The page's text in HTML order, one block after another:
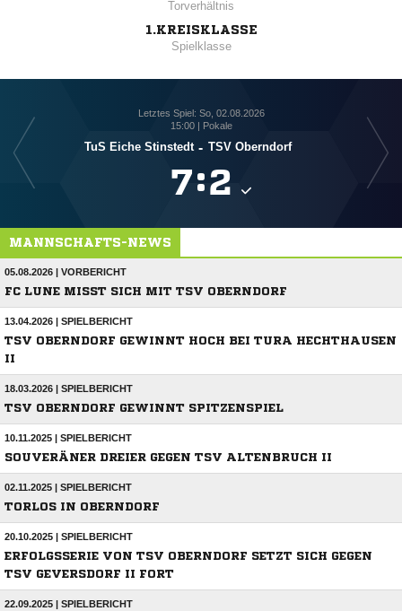
Torverhältnis
1.KREISKLASSE
Spielklasse
Letztes Spiel: So, 02.08.2026
15:00 | Pokale
TuS Eiche Stinstedt - TSV Oberndorf
:
MANNSCHAFTS-NEWS
05.08.2026 | VORBERICHT
FC LUNE MISST SICH MIT TSV OBERNDORF
13.04.2026 | SPIELBERICHT
TSV OBERNDORF GEWINNT HOCH BEI TURA HECHTHAUSEN
II
18.03.2026 | SPIELBERICHT
TSV OBERNDORF GEWINNT SPITZENSPIEL
10.11.2025 | SPIELBERICHT
SOUVERÄNER DREIER GEGEN TSV ALTENBRUCH II
02.11.2025 | SPIELBERICHT
TORLOS IN OBERNDORF
20.10.2025 | SPIELBERICHT
ERFOLGSSERIE VON TSV OBERNDORF SETZT SICH GEGEN
TSV GEVERSDORF II FORT
22.09.2025 | SPIELBERICHT